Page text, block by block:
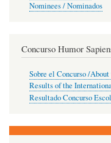
Nominees / Nominados
Concurso Humor
Sobre el Concurso /
Results of the
Resultado Concurso